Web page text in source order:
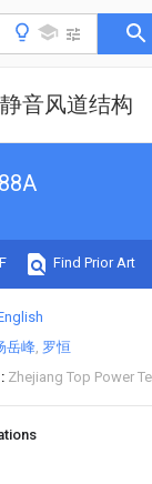
音风道结构
Find Prior Art
岳峰 罗恒
Zhejiang Top Power